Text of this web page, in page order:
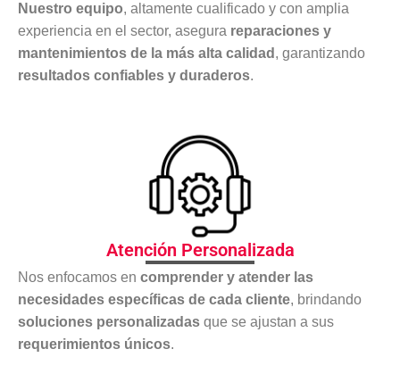
Nuestro equipo, altamente cualificado y con amplia
experiencia en el sector, asegura reparaciones y
mantenimientos de la más alta calidad , garantizando
resultados confiables y duraderos.
Atención Personalizada
Nos enfocamos en comprender y atender las
necesidades específicas de cada cliente, brindando
soluciones personalizadas que se ajustan a sus
requerimientos únicos.